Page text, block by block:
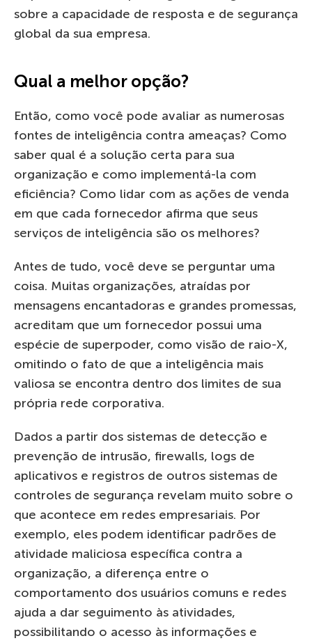
sobre a capacidade de resposta e de segurança
global da sua empresa.
Qual a melhor opção?
Então, como você pode avaliar as numerosas
fontes de inteligência contra ameaças? Como
saber qual é a solução certa para sua
organização e como implementá-la com
eficiência? Como lidar com as ações de venda
em que cada fornecedor afirma que seus
serviços de inteligência são os melhores?
Antes de tudo, você deve se perguntar uma
coisa. Muitas organizações, atraídas por
mensagens encantadoras e grandes promessas,
acreditam que um fornecedor possui uma
espécie de superpoder, como visão de raio-X,
omitindo o fato de que a inteligência mais
valiosa se encontra dentro dos limites de sua
própria rede corporativa.
Dados a partir dos sistemas de detecção e
prevenção de intrusão, firewalls, logs de
aplicativos e registros de outros sistemas de
controles de segurança revelam muito sobre o
que acontece em redes empresariais. Por
exemplo, eles podem identificar padrões de
atividade maliciosa específica contra a
organização, a diferença entre o
comportamento dos usuários comuns e redes
ajuda a dar seguimento às atividades,
possibilitando o acesso às informações e